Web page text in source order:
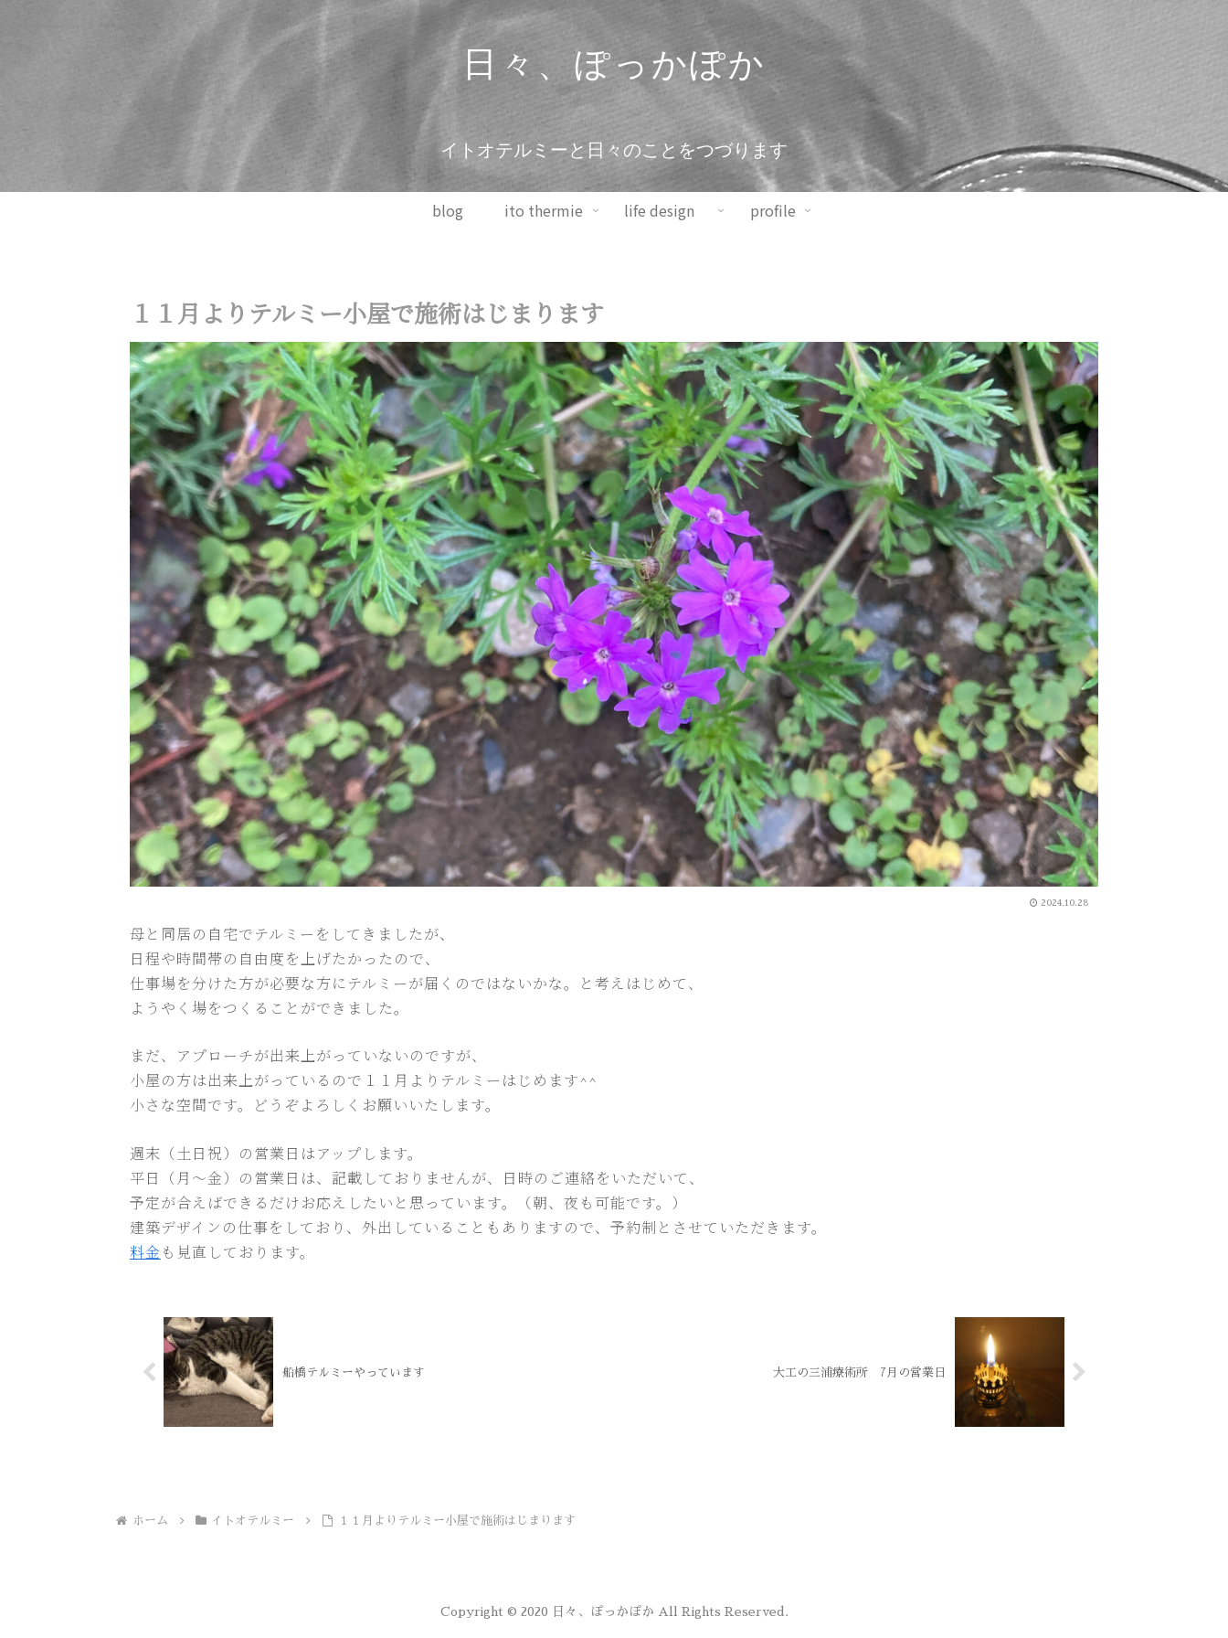
日々、ぽっかぽか
イトオテルミーと日々のことをつづります
blog ito thermie life design profile
１１月よりテルミー小屋で施術はじまります
2024.10.28
母と同居の自宅でテルミーをしてきましたが、
日程や時間帯の自由度を上げたかったので、
仕事場を分けた方が必要な方にテルミーが届くのではないかな。と考えはじめて、
ようやく場をつくることができました。
まだ、アプローチが出来上がっていないのですが、
小屋の方は出来上がっているので１１月よりテルミーはじめます^^
小さな空間です。どうぞよろしくお願いいたします。
週末（土日祝）の営業日はアップします。
平日（月～金）の営業日は、記載しておりませんが、日時のご連絡をいただいて、
予定が合えばできるだけお応えしたいと思っています。（朝、夜も可能です。）
建築デザインの仕事をしており、外出していることもありますので、予約制とさせていただきます。
料金 も見直しております。
船橋テルミーやっています 大工の三浦療術所 7月の営業日
ホーム イトオテルミー １１月よりテルミー小屋で施術はじまります
Copyright © 2020 日々、ぽっかぽか All Rights Reserved.